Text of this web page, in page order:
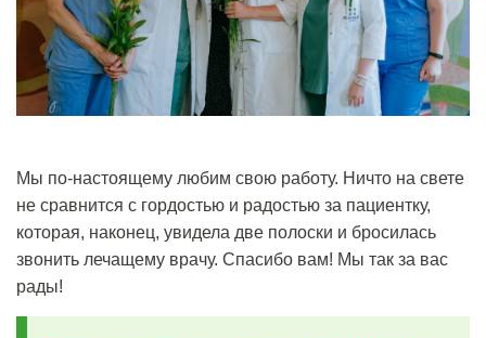
Мы по-настоящему любим свою работу. Ничто на свете
не сравнится с гордостью и радостью за пациентку,
которая, наконец, увидела две полоски и бросилась
звонить лечащему врачу. Спасибо вам! Мы так за вас
рады!